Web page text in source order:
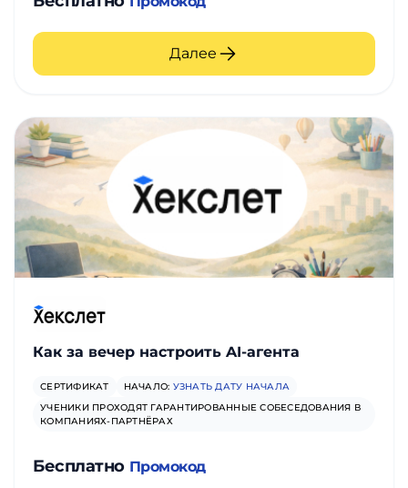
Далее
Как за вечер настроить AI-агента
СЕРТИФИКАТ НАЧАЛО: УЗНАТЬ ДАТУ НАЧАЛА
УЧЕНИКИ ПРОХОДЯТ ГАРАНТИРОВАННЫЕ СОБЕСЕДОВАНИЯ В
КОМПАНИЯХ-ПАРТНЁРАХ
Бесплатно Промокод